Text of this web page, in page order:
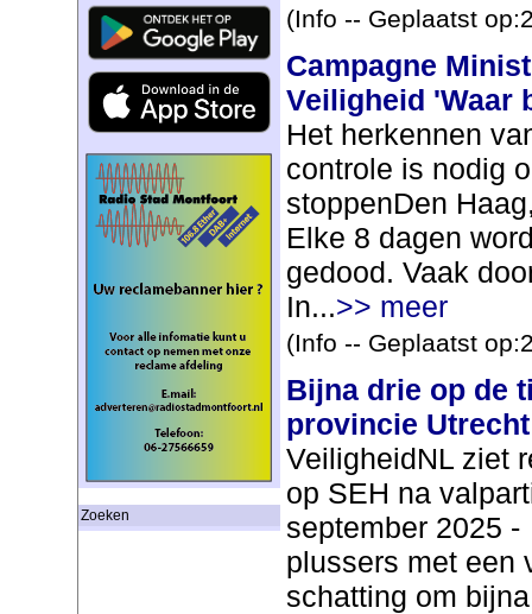
Zoeken
(Info -- Geplaatst
Campagne
Veiligheid 'Waar
Het herkennen
controle is nodig
stoppenDen
Elke 8 dagen
gedood. Vaak
In...>> meer
(Info -- Geplaatst
Bijna drie op de
provincie
VeiligheidNL ziet
op SEH na
september 2025
plussers met een
schatting om